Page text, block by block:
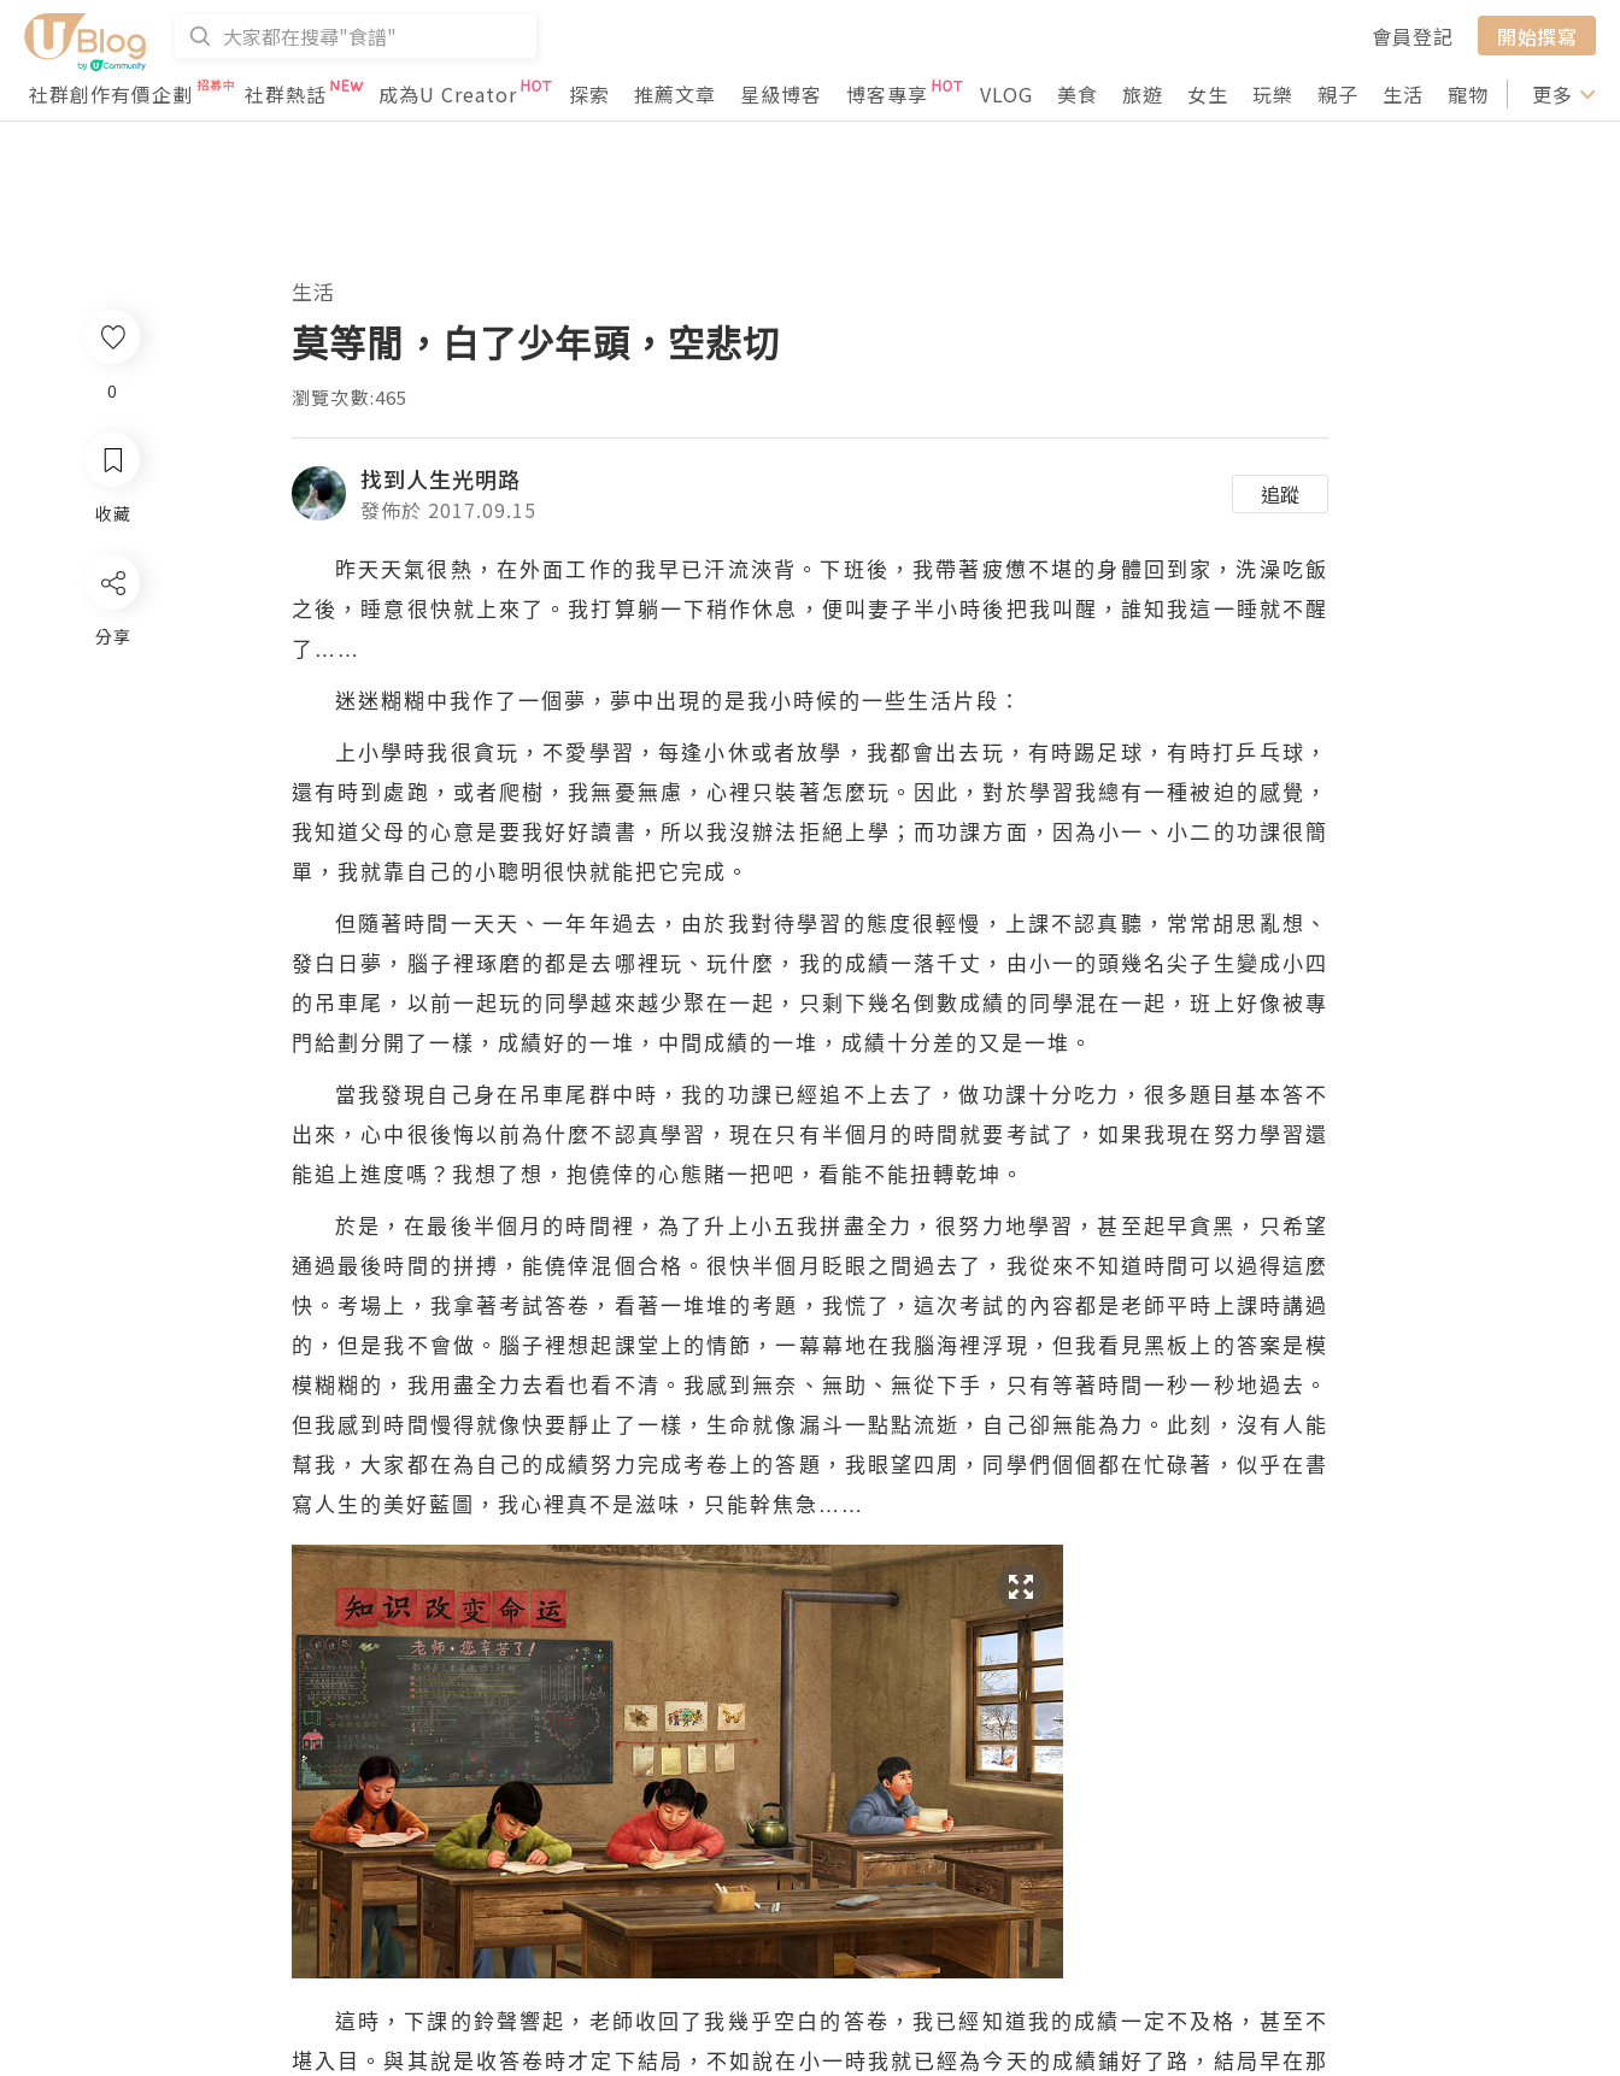
會員登記
開始撰寫
社群創作有價企劃
社群熱話 成為U Creator 探索 推薦文章 星級博客 博客專享 VLOG 美食 旅遊 女生 玩樂 親子 生活 寵物 行山 打卡
更多
0
收藏
分享
生活
莫等閒，白了少年頭，空悲切
瀏覽次數:465
找到人生光明路
發佈於 2017.09.15
追蹤
昨天天氣很熱，在外面工作的我早已汗流浹背。下班後，我帶著疲憊不堪的身體回到家，洗澡吃飯
之後，睡意很快就上來了。我打算躺一下稍作休息，便叫妻子半小時後把我叫醒，誰知我這一睡就不醒
了……
迷迷糊糊中我作了一個夢，夢中出現的是我小時候的一些生活片段：
上小學時我很貪玩，不愛學習，每逢小休或者放學，我都會出去玩，有時踢足球，有時打乒乓球，
還有時到處跑，或者爬樹，我無憂無慮，心裡只裝著怎麼玩。因此，對於學習我總有一種被迫的感覺，
我知道父母的心意是要我好好讀書，所以我沒辦法拒絕上學；而功課方面，因為小一、小二的功課很簡
單，我就靠自己的小聰明很快就能把它完成。
但隨著時間一天天、一年年過去，由於我對待學習的態度很輕慢，上課不認真聽，常常胡思亂想、
發白日夢，腦子裡琢磨的都是去哪裡玩、玩什麼，我的成績一落千丈，由小一的頭幾名尖子生變成小四
的吊車尾，以前一起玩的同學越來越少聚在一起，只剩下幾名倒數成績的同學混在一起，班上好像被專
門給劃分開了一樣，成績好的一堆，中間成績的一堆，成績十分差的又是一堆。
當我發現自己身在吊車尾群中時，我的功課已經追不上去了，做功課十分吃力，很多題目基本答不
出來，心中很後悔以前為什麼不認真學習，現在只有半個月的時間就要考試了，如果我現在努力學習還
能追上進度嗎？我想了想，抱僥倖的心態賭一把吧，看能不能扭轉乾坤。
於是，在最後半個月的時間裡，為了升上小五我拼盡全力，很努力地學習，甚至起早貪黑，只希望
通過最後時間的拼搏，能僥倖混個合格。很快半個月眨眼之間過去了，我從來不知道時間可以過得這麼
快。考場上，我拿著考試答卷，看著一堆堆的考題，我慌了，這次考試的內容都是老師平時上課時講過
的，但是我不會做。腦子裡想起課堂上的情節，一幕幕地在我腦海裡浮現，但我看見黑板上的答案是模
模糊糊的，我用盡全力去看也看不清。我感到無奈、無助、無從下手，只有等著時間一秒一秒地過去。
但我感到時間慢得就像快要靜止了一樣， 生命就像漏斗一點點流逝，自己卻無能為力。此刻，沒有人能
幫我，大家都在為自己的成績努力完成考卷上的答題，我眼望四周，同學們個個都在忙碌著，似乎在書
寫人生的美好藍圖，我心裡真不是滋味，只能幹焦急……
這時，下課的鈴聲響起，老師收回了我幾乎空白的答卷，我已經知道我的成績一定不及格，甚至不
堪入目。與其說是收答卷時才定下結局，不如說在小一時我就已經為今天的成績鋪好了路，結局早在那